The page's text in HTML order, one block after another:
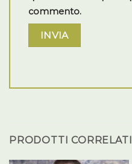
commento.
PRODOTTI CORRELATI